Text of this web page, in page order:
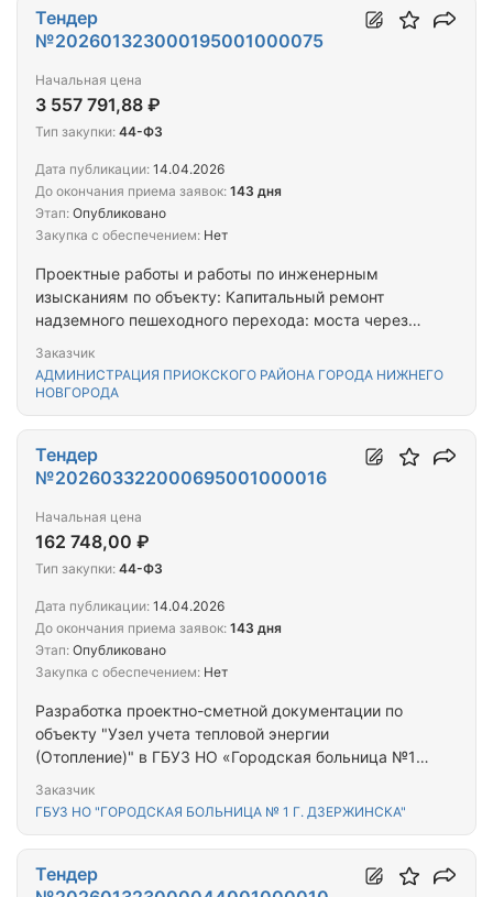
Проектные работы и работы по инженерным
изысканиям по объекту: Капитальный ремонт
надземного пешеходного перехода: моста через
автомобильной дороги 22-401 ОП МГ 2667
"Транспортная развязка на пересечении
пр.Гагарина с ул.Ларина" на территории
Приокского района города Нижнего Новгорода
Заказчик
АДМИНИСТРАЦИЯ ПРИОКСКОГО РАЙОНА ГОРОДА НИЖНЕГО
НОВГОРОДА
Тендер
№202601323000195001000075
Начальная цена
3 557 791,88 ₽
Тип закупки: 44-ФЗ
Дата публикации: 14.04.2026
До окончания приема заявок: 143 дня
Этап: Опубликовано
Закупка с обеспечением: Нет
Разработка проектно-сметной документации по
объекту "Узел учета тепловой энергии
(Отопление)" в ГБУЗ НО «Городская больница №1
Заказчик
ГБУЗ НО "ГОРОДСКАЯ БОЛЬНИЦА № 1 Г. ДЗЕРЖИНСКА"
Тендер
№202603322000695001000016
Начальная цена
162 748,00 ₽
Тип закупки: 44-ФЗ
Дата публикации: 14.04.2026
До окончания приема заявок: 143 дня
Этап: Опубликовано
Закупка с обеспечением: Нет
Тендер